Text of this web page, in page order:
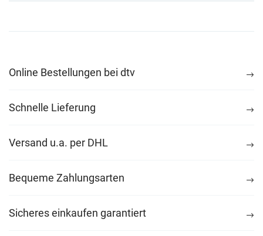
Online Bestellungen bei dtv
Schnelle Lieferung
Versand u.a. per DHL
Bequeme Zahlungsarten
Sicheres einkaufen garantiert